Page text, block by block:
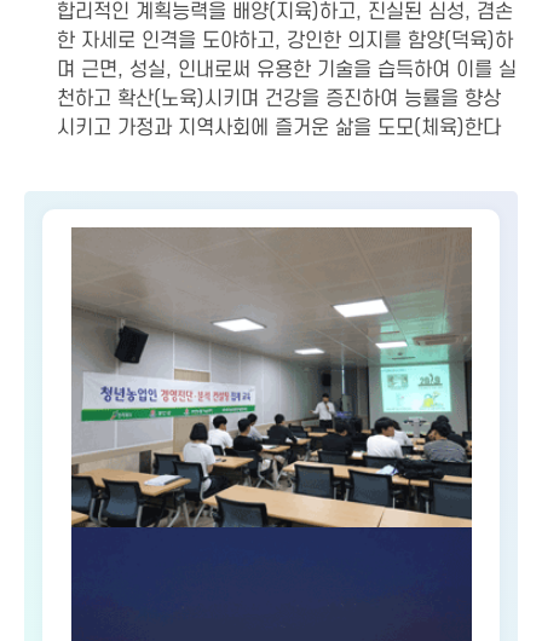
합리적인 계획능력을 배양(지육)하고, 진실된 심성, 겸손
한 자세로 인격을 도야하고, 강인한 의지를 함양(덕육)하
며 근면, 성실, 인내로써 유용한 기술을 습득하여 이를 실
천하고 확산(노육)시키며 건강을 증진하여 능률을 향상
시키고 가정과 지역사회에 즐거운 삶을 도모(체육)한다